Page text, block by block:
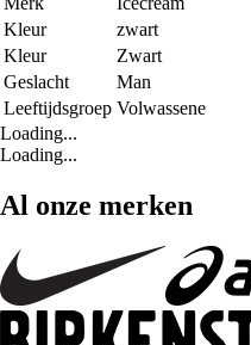
Kleur
zwart
Kleur
Zwart
Geslacht
Man
Leeftijdsgroep Volwassene
Loading...
Loading...
Al onze merken